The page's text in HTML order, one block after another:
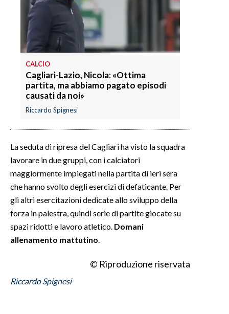
CALCIO
Cagliari-Lazio, Nicola: «Ottima
partita, ma abbiamo pagato episodi
causati da noi»
Riccardo Spignesi
La seduta di ripresa del Cagliari ha visto la squadra
lavorare in due gruppi, con i calciatori
maggiormente impiegati nella partita di ieri sera
che hanno svolto degli esercizi di defaticante. Per
gli altri esercitazioni dedicate allo sviluppo della
forza in palestra, quindi serie di partite giocate su
spazi ridotti e lavoro atletico. Domani
allenamento mattutino
© Riproduzione riservata
Riccardo Spignesi